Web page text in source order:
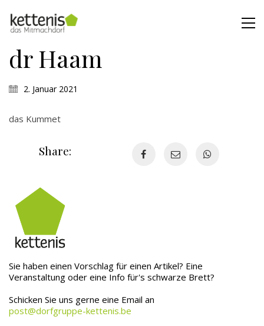
dr Haam
2. Januar 2021
das Kummet
Share:
Sie haben einen Vorschlag für einen Artikel? Eine
Veranstaltung oder eine Info für's schwarze Brett?
Schicken Sie uns gerne eine Email an
post@dorfgruppe-kettenis.be